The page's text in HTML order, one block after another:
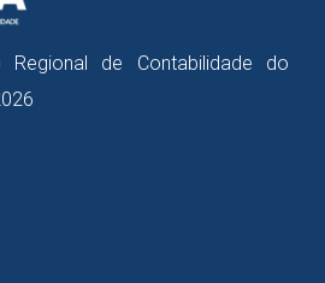
Regional de Contabilidade do